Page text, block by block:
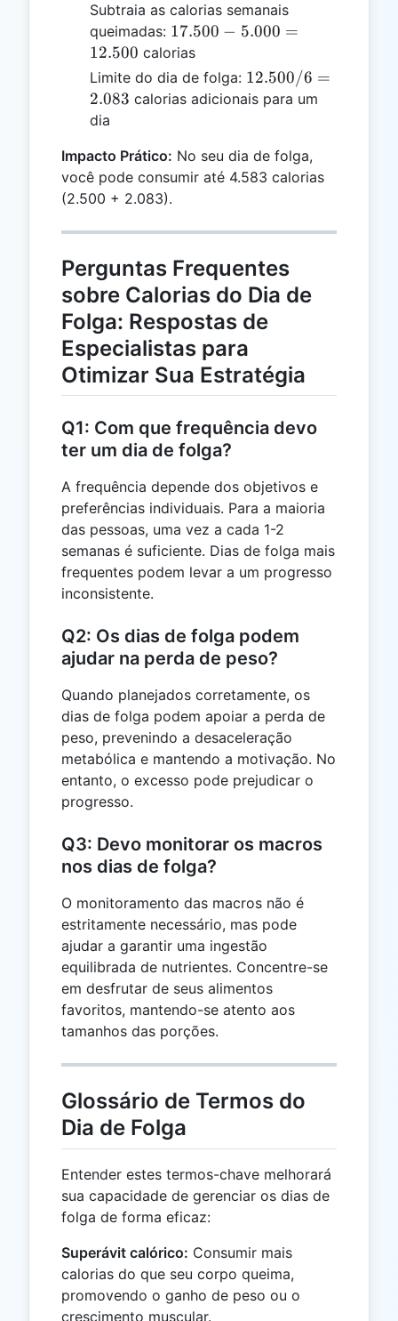
Subtraia as calorias semanais
queimadas: 17.500
-
5.000
=
17.500 − 5.000 =
12.500 calorias
Limite do dia de folga: 12.500
/ 6 =
12.500/6 =
2.083 calorias adicionais para um
dia
Impacto Prático: No seu dia de folga,
você pode consumir até 4.583 calorias
(2.500 + 2.083).
Perguntas Frequentes
sobre Calorias do Dia de
Folga: Respostas de
Especialistas para
Otimizar Sua Estratégia
Q1: Com que frequência devo
ter um dia de folga?
A frequência depende dos objetivos e
preferências individuais. Para a maioria
das pessoas, uma vez a cada 1-2
semanas é suficiente. Dias de folga mais
frequentes podem levar a um progresso
inconsistente.
Q2: Os dias de folga podem
ajudar na perda de peso?
Quando planejados corretamente, os
dias de folga podem apoiar a perda de
peso, prevenindo a desaceleração
metabólica e mantendo a motivação. No
entanto, o excesso pode prejudicar o
progresso.
Q3: Devo monitorar os macros
nos dias de folga?
O monitoramento das macros não é
estritamente necessário, mas pode
ajudar a garantir uma ingestão
equilibrada de nutrientes. Concentre-se
em desfrutar de seus alimentos
favoritos, mantendo-se atento aos
tamanhos das porções.
Glossário de Termos do
Dia de Folga
Entender estes termos-chave melhorará
sua capacidade de gerenciar os dias de
folga de forma eficaz:
Superávit calórico: Consumir mais
calorias do que seu corpo queima,
promovendo o ganho de peso ou o
crescimento muscular.